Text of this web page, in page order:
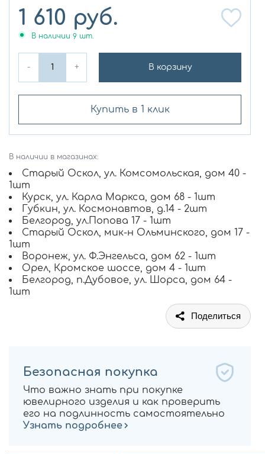
1 610 руб.
В наличии 9 шт.
- + В корзину
Купить в 1 клик
В наличии в магазинах:
Старый Оскол, ул. Комсомольская, дом 40 -
1шт
Курск, ул. Карла Маркса, дом 68 - 1шт
Губкин, ул. Космонавтов, д.14 - 2шт
Белгород, ул.Попова 17 - 1шт
Старый Оскол, мик-н Ольминского, дом 17 -
1шт
Воронеж, ул. Ф.Энгельса, дом 62 - 1шт
Орел, Кромское шоссе, дом 4 - 1шт
Белгород, п.Дубовое, ул. Шорса, дом 64 -
1шт
Поделиться
Безопасная покупка
Что важно знать при покупке
ювелирного изделия и как проверить
его на подлинность самостоятельно
Узнать подробнее